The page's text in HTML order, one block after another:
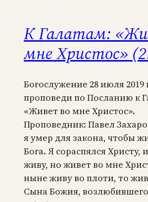
К Галатам:
мне Христос»
Богослужение 28 июля 2019
проповеди по Посланию к
«Живет во мне Христос».
Проповедник: Павел
я умер для закона, чтобы
Бога. Я сораспялся Христу,
живу, но живет во мне
ныне живу во плоти, то
Сына Божия,